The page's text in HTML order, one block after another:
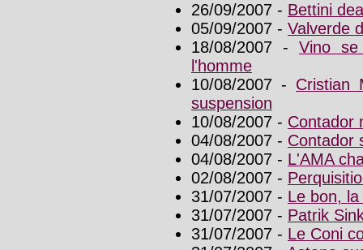
26/09/2007 - Bettini
05/09/2007 - Valverde
18/08/2007 - Vino
l'homme
10/08/2007 - Cristian
suspension
10/08/2007 - Contador
04/08/2007 - Contador
04/08/2007 - L'AMA
02/08/2007 -
31/07/2007 - Le bon,
31/07/2007 - Patrik
31/07/2007 - Le Coni